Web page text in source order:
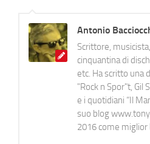
Antonio
Scrittore,
cinquantina di
etc. Ha scritto una
"Rock n Spor"t, Gil
e i quotidiani “Il
suo blog
2016 come miglior